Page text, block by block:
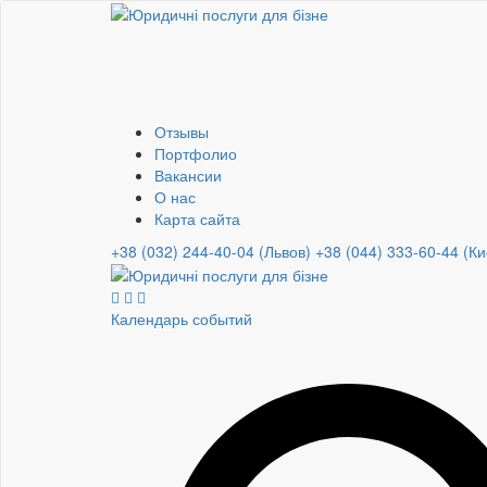
Отзывы
Портфолио
Вакансии
О нас
Карта сайта
+38 (032) 244-40-04 (Львов) +38 (044) 333-60-44
Календарь событий